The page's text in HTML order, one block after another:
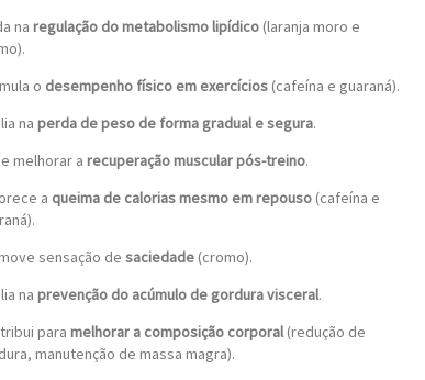
na regulação do metabolismo lipídico (laranja moro e
o desempenho físico em exercícios (cafeína e guaraná).
na perda de peso de forma gradual e segura.
melhorar a recuperação muscular pós-treino.
a queima de calorias mesmo em repouso (cafeína e
sensação de saciedade (cromo).
na prevenção do acúmulo de gordura visceral.
para melhorar a composição corporal(redução de
manutenção de massa magra).